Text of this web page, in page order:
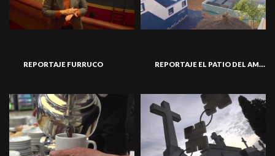
REPORTAJE FURRUCO REPORTAJE EL PATIO DEL AMOR